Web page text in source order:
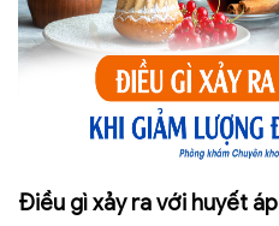
Điều gì xảy ra với huyết